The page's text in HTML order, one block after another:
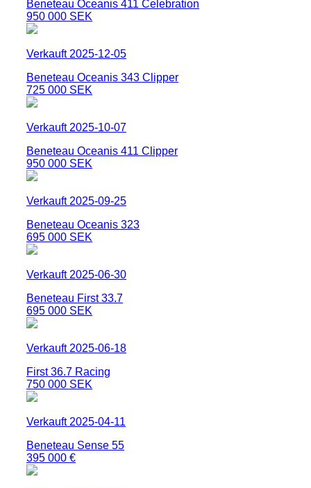
Beneteau Oceanis 411 Celebration
950 000 SEK
Verkauft 2025-12-05
Beneteau Oceanis 343 Clipper
725 000 SEK
Verkauft 2025-10-07
Beneteau Oceanis 411 Clipper
950 000 SEK
Verkauft 2025-09-25
Beneteau Oceanis 323
695 000 SEK
Verkauft 2025-06-30
Beneteau First 33.7
695 000 SEK
Verkauft 2025-06-18
First 36.7 Racing
750 000 SEK
Verkauft 2025-04-11
Beneteau Sense 55
395 000 €